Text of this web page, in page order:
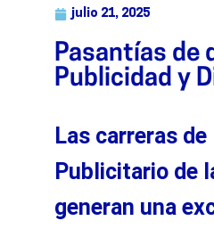
julio 21, 2025
Pasantías de
Publicidad y
Las carreras
Publicitario de
generan una